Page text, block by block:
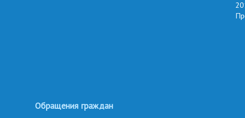
Обращения граждан